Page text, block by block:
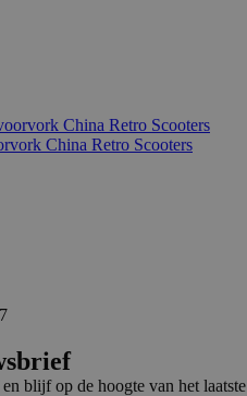
China Retro Scooters
blijf op de hoogte van het laatste